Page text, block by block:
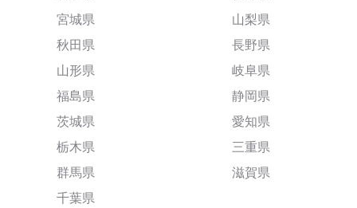
宮城県
秋田県
山形県
福島県
茨城県
栃木県
群馬県
千葉県
山梨県
長野県
岐阜県
静岡県
愛知県
三重県
滋賀県